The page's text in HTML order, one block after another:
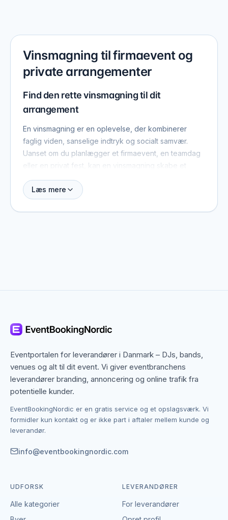
Vinsmagning til firmaevent og
private arrangementer
Find den rette vinsmagning til dit
arrangement
En vinsmagning er en oplevelse, der kombinerer
faglig viden, sanselige indtryk og socialt samvær.
Uanset om du planlægger et firmaevent, en teamdag
eller en privat fest, kan en vinsmagning skabe et
om vin.
element. Det skaber en god ramme for dialog og
Mange udbydere tilbyder firmapakker, der kan
skræddersys til jeres gruppes størrelse og ønsker.
Det er en fleksibel løsning, der kan integreres som
Vinsmagning til privat fest – nyd og lær om
guide, der formidler vinenes historier og
forskellige vine.
Læs mere
Eventportalen for leverandører i Danmark – DJs, bands,
venues og alt til dit event. Vi giver eventbranchens
leverandører branding, annoncering og online trafik fra
potentielle kunder.
EventBookingNordic er en gratis service og et opslagsværk. Vi
formidler kun kontakt og er ikke part i aftaler mellem kunde og
leverandør.
info@eventbookingnordic.com
UDFORSK
Alle kategorier
LEVERANDØRER
For leverandører